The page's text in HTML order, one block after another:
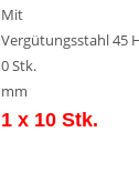
Mit
Vergütungsstahl 45
0 Stk.
mm
1 x 10 Stk.